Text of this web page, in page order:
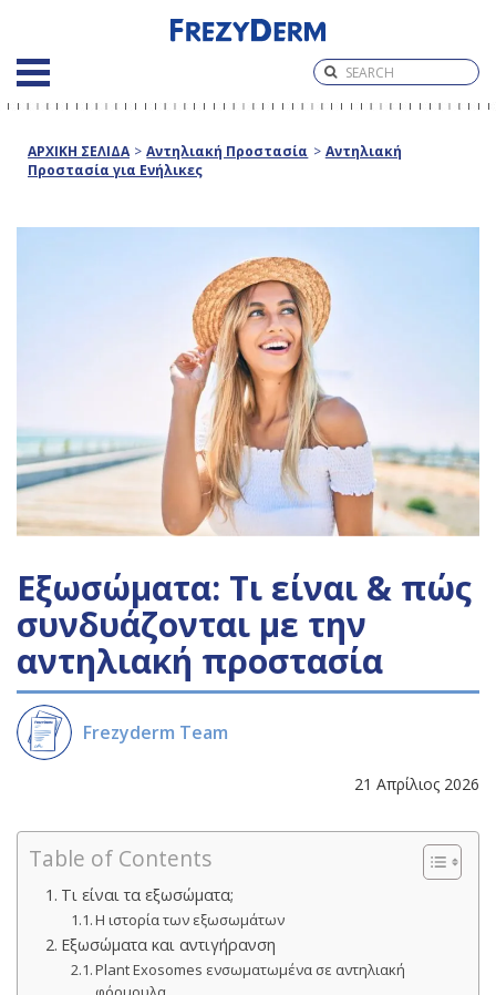
ΑΡΧΙΚΗ ΣΕΛΙΔΑ > Αντηλιακή Προστασία > Αντηλιακή
Προστασία για Ενήλικες
Εξωσώματα: Τι είναι & πώς
συνδυάζονται με την
αντηλιακή προστασία
Frezyderm Team
21 Απρίλιος 2026
Table of Contents
Τι είναι τα εξωσώματα;
Η ιστορία των εξωσωμάτων
Εξωσώματα και αντιγήρανση
Plant Exosomes ενσωματωμένα σε αντηλιακή